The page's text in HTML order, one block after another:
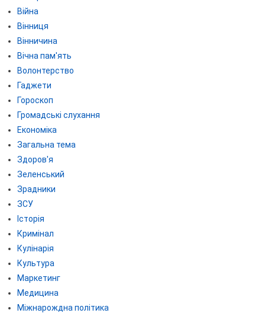
Війна
Вінниця
Вінничина
Вічна пам'ять
Волонтерство
Гаджети
Гороскоп
Громадські слухання
Економіка
Загальна тема
Здоров'я
Зеленський
Зрадники
ЗСУ
Історія
Кримінал
Кулінарія
Культура
Маркетинг
Медицина
Міжнарождна політика